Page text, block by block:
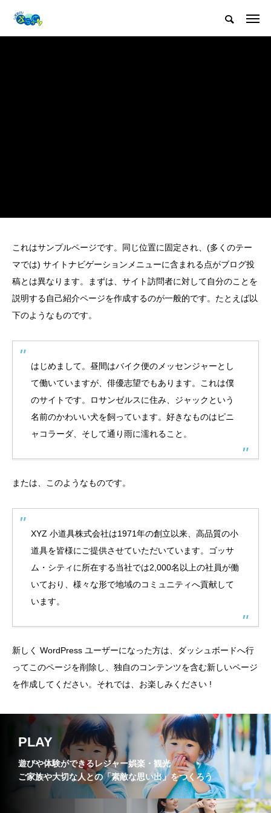
これはサンプルページです。同じ位置に固定され、(多くのテー
マでは) サイトナビゲーションメニューに含まれる点がブログ投
稿とは異なります。まずは、サイト訪問者に対して自分のことを
説明する自己紹介ページを作成するのが一般的です。たとえば以
下のようなものです。
はじめまして。昼間はバイク便のメッセンジャーとし
て働いていますが、俳優志望でもあります。これは僕
のサイトです。ロサンゼルスに住み、ジャックという
名前のかわいい犬を飼っています。好きなものはピニ
ャコラーダ、そして通り雨に濡れること。
または、このようなものです。
XYZ 小道具株式会社は1971年の創立以来、高品質の小
道具を皆様にご提供させていただいています。ゴッサ
ム・シティに所在する当社では2,000名以上の社員が働
いており、様々な形で地域のコミュニティへ貢献して
います。
新しく WordPress ユーザーになった方は、 ダッシュボードへ行
ってこのページを削除し、独自のコンテンツを含む新しいページ
を作成してください。それでは、お楽しみください !
PLAY
遊びや体験ができるレジャー娯楽・観光
ご家族や大切な人との「素敵な思い出」をつくろう